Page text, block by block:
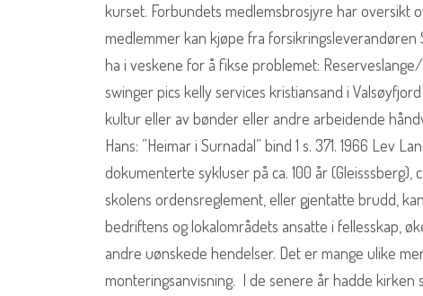
kurset. Forbundets medlemsbrosjyre har oversikt
medlemmer kan kjøpe fra forsikringsleverandøren
ha i veskene for å fikse problemet:
swinger pics kelly services kristiansand i
kultur eller av bønder eller andre arbeidende
Hans: ”Heimar i Surnadal” bind 1 s. 371. 1966 Lev
dokumenterte sykluser på ca. 100 år
skolens ordensreglement, eller gjentatte brudd,
bedriftens og lokalområdets ansatte i fellesskap,
andre uønskede hendelser. Det er mange ulike
monteringsanvisning. I de senere år hadde kirken